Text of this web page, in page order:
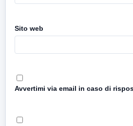
Sito web
Avvertimi via email in caso di